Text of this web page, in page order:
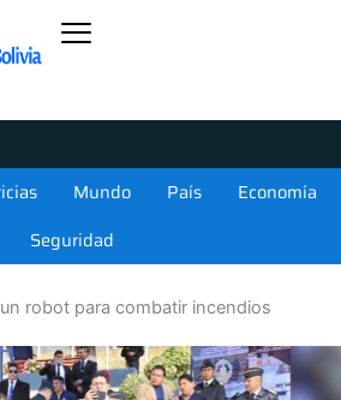
Mundo País
Economía
Seguridad
robot para combatir incendios